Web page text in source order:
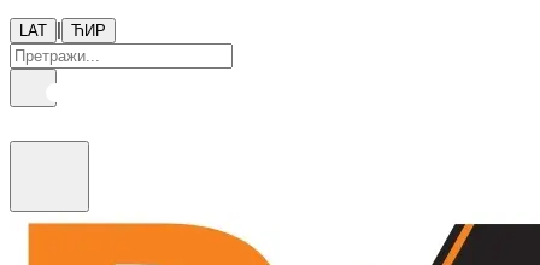
LAT | ЋИР